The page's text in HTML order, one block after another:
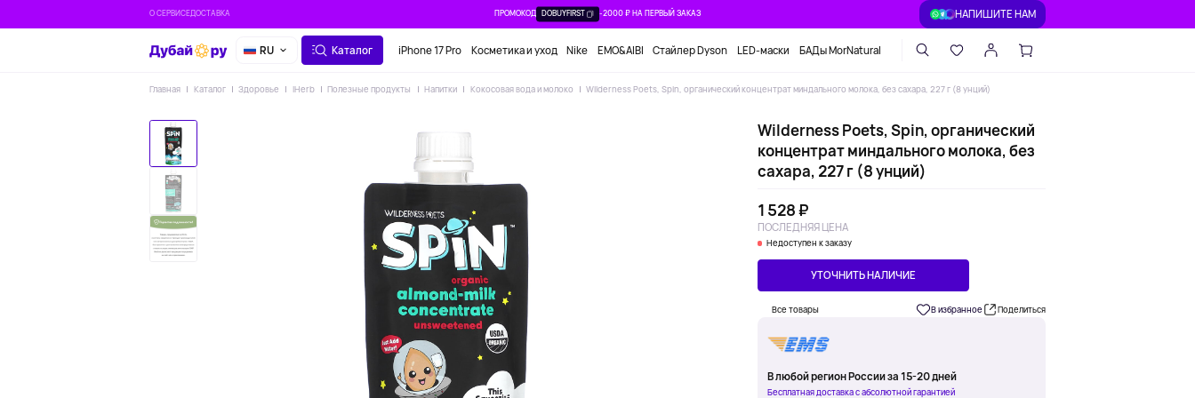
О СЕРВИСЕДОСТАВКА ПРОМОКОД DOBUYFIRST -2000 ₽ НА ПЕРВЫЙ ЗАКАЗ НАПИШИТЕ НАМ
RU Каталог iPhone 17 Pro Косметика и уход Nike EMO&AIBI Стайлер Dyson LED-маски БАДы MorNatural
Главная Каталог Здоровье IHerb Полезные продукты Напитки Кокосовая вода и молоко Wilderness Poets, Spin, органический концентрат миндального молока, без сахара, 227 г (8 унций)
Wilderness Poets, Spin, органический
концентрат миндального молока, без
сахара, 227 г (8 унций)
1 528 ₽
ПОСЛЕДНЯЯ ЦЕНА
Недоступен к заказу
УТОЧНИТЬ НАЛИЧИЕ
Все товары В избранное Поделиться
В любой регион России за 15-20 дней
Бесплатная доставка с абсолютной гарантией